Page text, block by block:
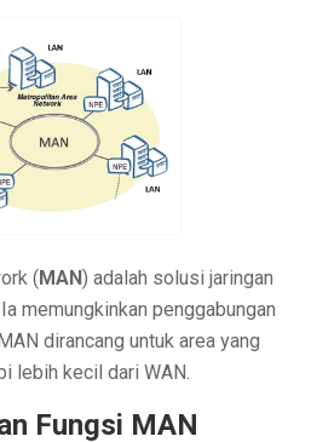
(MAN) adalah solusi jaringan
memungkinkan penggabungan
dirancang untuk area yang
lebih kecil dari WAN.
Fungsi MAN